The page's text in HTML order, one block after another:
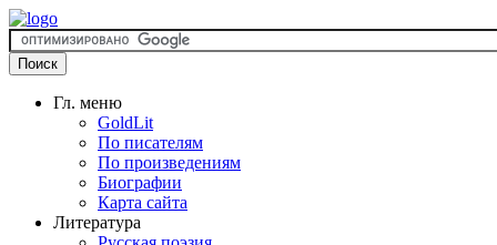
Гл. меню
GoldLit
По писателям
По произведениям
Биографии
Карта сайта
Литература